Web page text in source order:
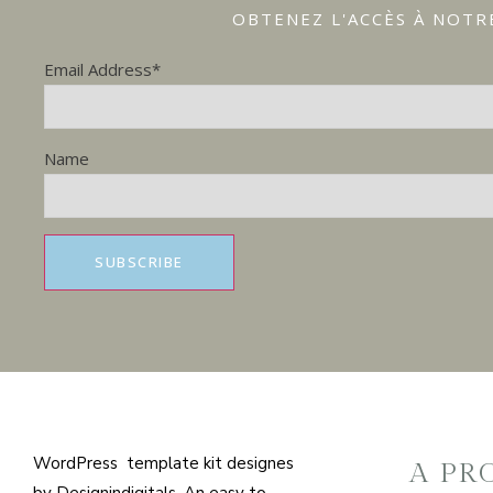
OBTENEZ L'ACCÈS À
Email Address*
Name
WordPress template kit designes
A